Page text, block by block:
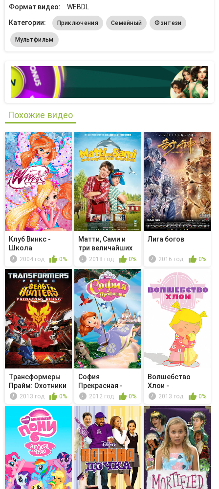
Формат видео:
WEBDL
Категории:
Приключения Семейный Фэнтези
Мультфильм
Похожие видео
Клуб Винкс -
Школа
волшебниц -
2004 год 0%
Матти, Сами и
три величайших
ошибки В...
2018 год 0%
Лига богов
2016 год 0%
Трансформеры
Прайм: Охотники
на чудов...
2013 год 0%
София
Прекрасная -
Волшебный
2012 год 0%
Волшебство
Хлои -
Необычный
2013 год 0%